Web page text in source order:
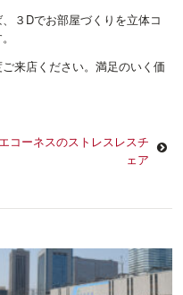
３Dでお部屋づくりを立体コ
来店ください。満足のいく価
エコーネスのストレスレスチ
ェア